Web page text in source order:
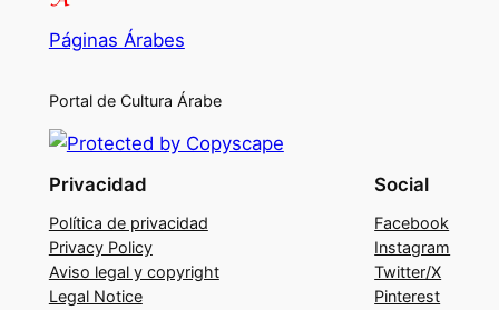
Páginas Árabes
Portal de Cultura Árabe
Privacidad
Política de privacidad
Privacy Policy
Aviso legal y copyright
Legal Notice
Social
Facebook
Instagram
Twitter/X
Pinterest